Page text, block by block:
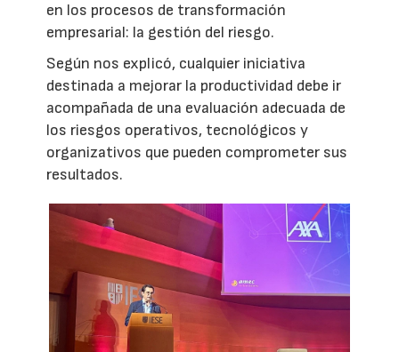
en los procesos de transformación
empresarial: la gestión del riesgo.
Según nos explicó, cualquier iniciativa
destinada a mejorar la productividad debe ir
acompañada de una evaluación adecuada de
los riesgos operativos, tecnológicos y
organizativos que pueden comprometer sus
resultados.